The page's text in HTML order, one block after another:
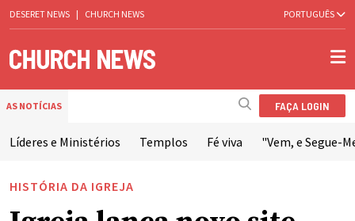
DESERET NEWS | CHURCH NEWS PORTUGUÊS
AS NOTÍCIAS FAÇA LOGIN
Líderes e Ministérios Templos Fé viva "Vem, e Segue-
HISTÓRIA DA IGREJA